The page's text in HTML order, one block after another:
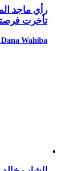
رأي ماجد
تأخرت
Dana Wahiba